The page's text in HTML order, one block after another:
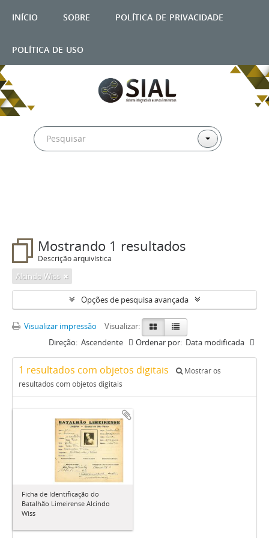
início sobre
política de privacidade
política de uso
Mostrando 1 resultados
Descrição arquivística
Alcindo Wiss
Opções de pesquisa avançada
Visualizar impressão
Visualizar:
Ordenar por: Data modificada
Direção: Ascendente
1 resultados com objetos digitais
Mostrar os
resultados com objetos digitais
Ficha de Identificação do
Batalhão Limeirense Alcindo
Wiss